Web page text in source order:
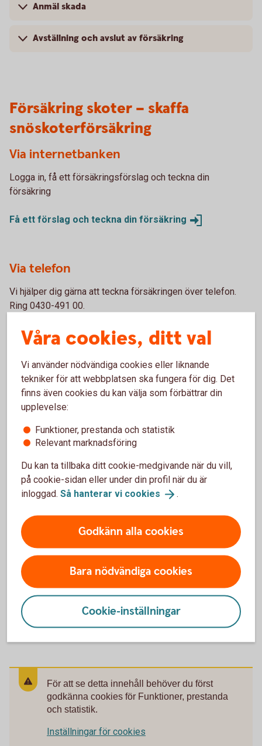
Anmäl skada
Avställning och avslut av försäkring
Försäkring skoter – skaffa
snöskoterförsäkring
Via internetbanken
Logga in, få ett försäkringsförslag och teckna din
försäkring
Få ett förslag och teckna din försäkring
Via telefon
Vi hjälper dig gärna att teckna försäkringen över telefon.
Ring 0430-491 00.
Skaffa försäkring viaKundcenter
Fordonsförsäkringar
Bilförsäkring
Lätt lastbilsförsäkring
Husbilsförsäkring
Husvagnsförsäkring
Släpvagnsförsäkring
Snöskoterförsäkring
För att se detta innehåll behöver du först
godkänna cookies för Funktioner, prestanda
och statistik.
Inställningar för cookies
Våra cookies, ditt val
Vi använder nödvändiga cookies eller liknande
tekniker för att webbplatsen ska fungera för dig. Det
finns även cookies du kan välja som förbättrar din
upplevelse:
Funktioner, prestanda och statistik
Relevant marknadsföring
Du kan ta tillbaka ditt cookie-medgivande när du vill,
på cookie-sidan eller under din profil när du är
inloggad. Så hanterar vi cookies .
Godkänn alla cookies
Bara nödvändiga cookies
Cookie-inställningar